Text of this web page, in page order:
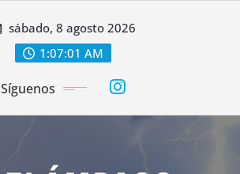
sábado, 8 agosto 2026
1:07:03 AM
Síguenos